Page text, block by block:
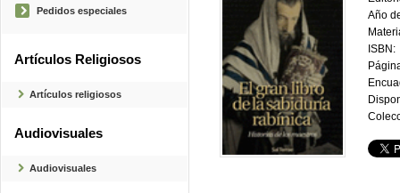
Pedidos especiales
Artículos Religiosos
Artículos religiosos
Audiovisuales
Audiovisuales
Año
ISBN: